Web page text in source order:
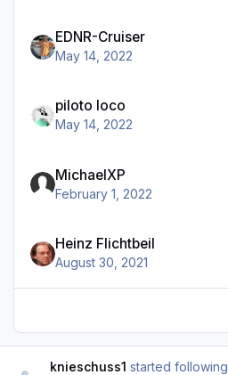
EDNR-Cruiser
May 14, 2022
piloto loco
May 14, 2022
MichaelXP
February 1, 2022
Heinz Flichtbeil
August 30, 2021
knieschuss1 started following